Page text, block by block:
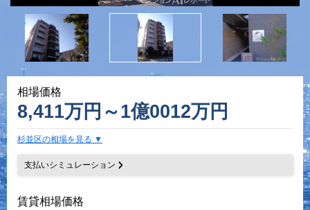
相場価格
8,411万円～1億0012万円
杉並区の相場を見る
支払いシミュレーション
賃貸相場価格